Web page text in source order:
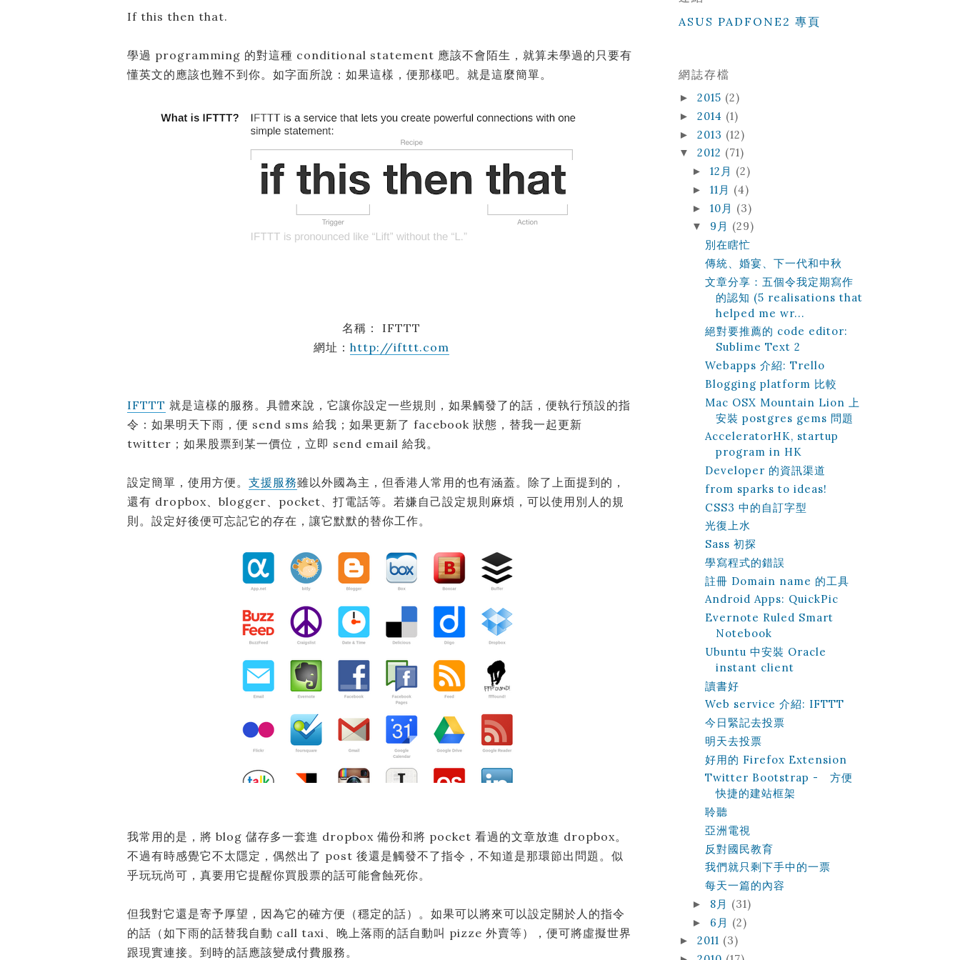
If this then that.
學過 programming 的對這種 conditional statement 應該不會陌生，就算未學過的只要有
懂英文的應該也難不到你。如字面所說：如果這樣，便那樣吧。就是這麼簡單。
名稱： IFTTT
網址： http://ifttt.com
IFTTT 就是這樣的服務。具體來說，它讓你設定一些規則，如果觸發了的話，便執行預設的指
令：如果明天下雨，便 send sms 給我；如果更新了 facebook 狀態，替我一起更新
twitter；如果股票到某一價位，立即 send email 給我。
設定簡單，使用方便。 支援服務雖以外國為主，但香港人常用的也有涵蓋。除了上面提到的，
還有 dropbox、blogger、pocket、打電話等。若嫌自己設定規則麻煩，可以使用別人的規
則。設定好後便可忘記它的存在，讓它默默的替你工作。
我常用的是，將 blog 儲存多一套進 dropbox 備份和將 pocket 看過的文章放進 dropbox。
不過有時感覺它不太隱定，偶然出了 post 後還是觸發不了指令，不知道是那環節出問題。似
乎玩玩尚可，真要用它提醒你買股票的話可能會蝕死你。
但我對它還是寄予厚望，因為它的確方便（穩定的話）。如果可以將來可以設定關於人的指令
的話（如下雨的話替我自動 call taxi、晚上落雨的話自動叫 pizze 外賣等），便可將虛擬世界
跟現實連接。到時的話應該變成付費服務。
ASUS PADFONE2 專頁
網誌存檔
► 2015 (2)
► 2014 (1)
► 2013 (12)
▼ 2012 (71)
► 12月 (2)
► 11月 (4)
► 10月 (3)
▼ 9月 (29)
別在瞎忙
傳統、婚宴、下一代和中秋
文章分享：五個令我定期寫作
的認知 (5 realisations that
helped me wr...
絕對要推薦的 code editor:
Sublime Text 2
Webapps 介紹: Trello
Blogging platform 比較
Mac OSX Mountain Lion 上
安裝 postgres gems 問題
AcceleratorHK, startup
program in HK
Developer 的資訊渠道
from sparks to ideas!
CSS3 中的自訂字型
光復上水
Sass 初探
學寫程式的錯誤
註冊 Domain name 的工具
Android Apps: QuickPic
Evernote Ruled Smart
Notebook
Ubuntu 中安裝 Oracle
instant client
讀書好
Web service 介紹: IFTTT
今日緊記去投票
明天去投票
好用的 Firefox Extension
Twitter Bootstrap - 方便
快捷的建站框架
聆聽
亞洲電視
反對國民教育
我們就只剩下手中的一票
每天一篇的內容
► 8月 (31)
► 6月 (2)
► 2011 (3)